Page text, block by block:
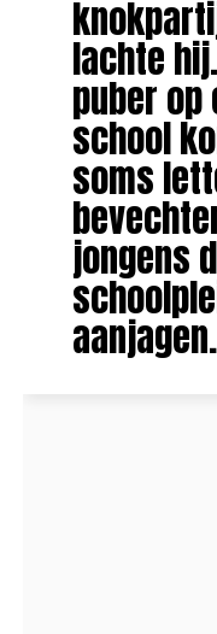
lachte
puber op
school
soms
jongens